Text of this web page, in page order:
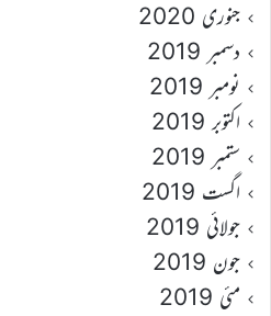
جنوری 2020
دسمبر 2019
نومبر 2019
اکتوبر 2019
ستمبر 2019
اگست 2019
جولائی 2019
جون 2019
مئی 2019